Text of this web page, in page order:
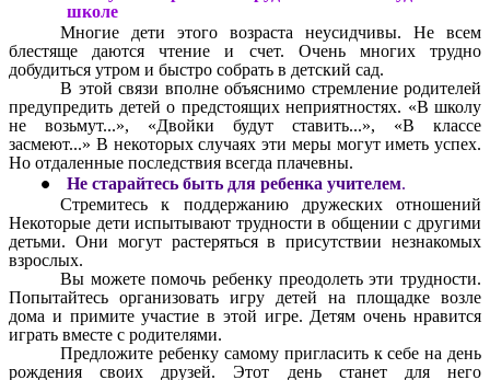
школе
Многие дети этого возраста неусидчивы. Не всем
блестяще даются чтение и счет. Очень многих трудно
добудиться утром и быстро собрать в детский сад.
В этой связи вполне объяснимо стремление родителей
предупредить детей о предстоящих неприятностях. «В школу
не возьмут...», «Двойки будут ставить...», «В классе
засмеют...» В некоторых случаях эти меры могут иметь успех.
Но отдаленные последствия всегда плачевны.
Не старайтесь быть для ребенка учителем.
Стремитесь к поддержанию дружеских отношений
Некоторые дети испытывают трудности в общении с другими
детьми. Они могут растеряться в присутствии незнакомых
взрослых.
Вы можете помочь ребенку преодолеть эти трудности.
Попытайтесь организовать игру детей на площадке возле
дома и примите участие в этой игре. Детям очень нравится
играть вместе с родителями.
Предложите ребенку самому пригласить к себе на день
рождения своих друзей. Этот день станет для него